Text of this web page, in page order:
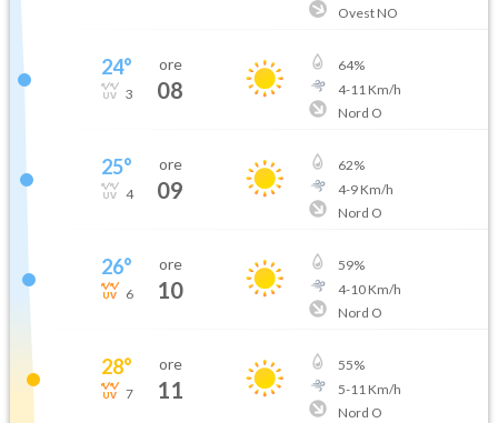
Ovest NO
24°
3
ore
08
64%
4-11 Km/h
Nord O
25°
4
ore
09
62%
4-9Km/h
Nord O
26°
6
ore
10
59%
4-10Km/h
Nord O
28°
7
ore
11
55%
5-11 Km/h
Nord O